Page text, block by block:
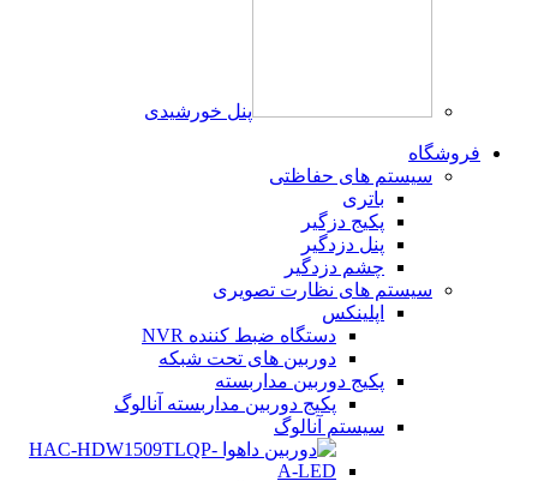
پنل خورشیدی
فروشگاه
سیستم های حفاظتی
باتری
پکیج دزگیر
پنل دزدگیر
چشم دزدگیر
سیستم های نظارت تصویری
اپلینکس
دستگاه ضبط کننده NVR
دوربین های تحت شبکه
پکیج دوربین مداربسته
پکیج دوربین مداربسته آنالوگ
سیستم آنالوگ